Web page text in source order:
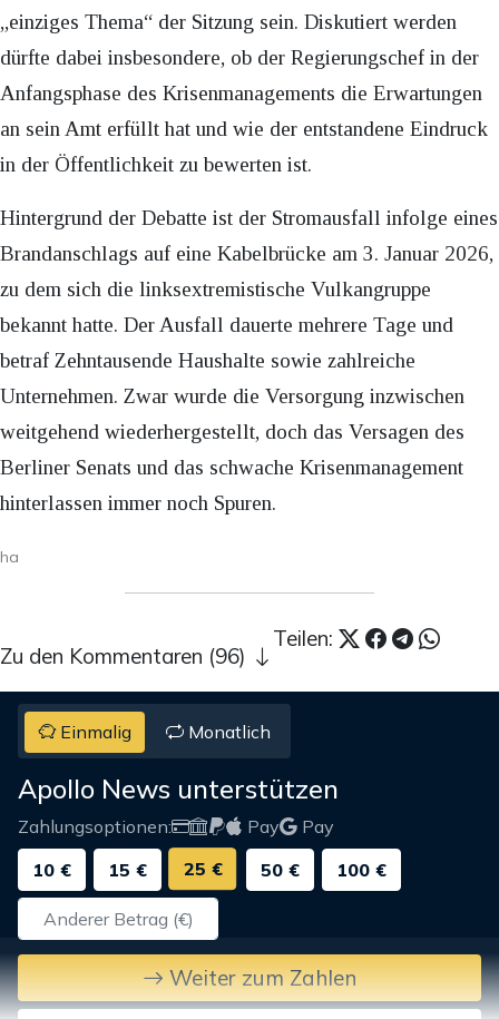
„einziges Thema“ der Sitzung sein. Diskutiert werden
dürfte dabei insbesondere, ob der Regierungschef in der
Anfangsphase des Krisenmanagements die Erwartungen
an sein Amt erfüllt hat und wie der entstandene Eindruck
in der Öffentlichkeit zu bewerten ist.
Hintergrund der Debatte ist der Stromausfall infolge eines
Brandanschlags auf eine Kabelbrücke am 3. Januar 2026,
zu dem sich die linksextremistische Vulkangruppe
bekannt hatte. Der Ausfall dauerte mehrere Tage und
betraf Zehntausende Haushalte sowie zahlreiche
Unternehmen. Zwar wurde die Versorgung inzwischen
weitgehend wiederhergestellt, doch das Versagen des
Berliner Senats und das schwache Krisenmanagement
hinterlassen immer noch Spuren.
ha
Teilen:
Zu den Kommentaren (96)
Einmalig Monatlich
Apollo News unterstützen
Zahlungsoptionen: Pay
Pay
10 €
15 € 25 € 50 € 100 €
Weiter zum Zahlen